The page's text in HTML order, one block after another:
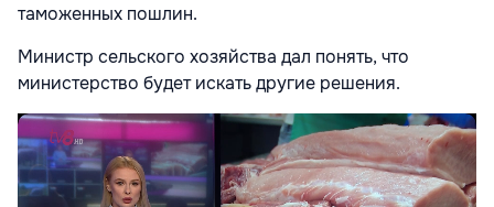
таможенных пошлин.
Министр сельского хозяйства дал понять, что
министерство будет искать другие решения.